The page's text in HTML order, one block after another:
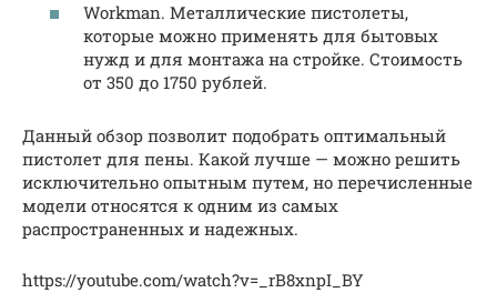
Workman. Металлические пистолеты,
которые можно применять для бытовых
нужд и для монтажа на стройке. Стоимость
от 350 до 1750 рублей.
Данный обзор позволит подобрать оптимальный
пистолет для пены. Какой лучше — можно решить
исключительно опытным путем, но перечисленные
модели относятся к одним из самых
распространенных и надежных.
https://youtube.com/watch?v=_rB8xnpI_BY